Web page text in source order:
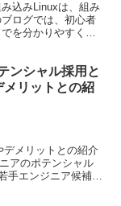
込みLinuxは、組み
ログでは、初心者
を分かりやすく解
ンシャル採用と
メリットとの紹
デメリットとの紹介
アのポテンシャル
手エンジニア候補